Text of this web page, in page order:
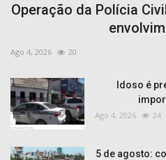
Operação da Polícia
Ago 4, 2026 20
Idoso é
Ago 4, 2026 24
5 de agosto: